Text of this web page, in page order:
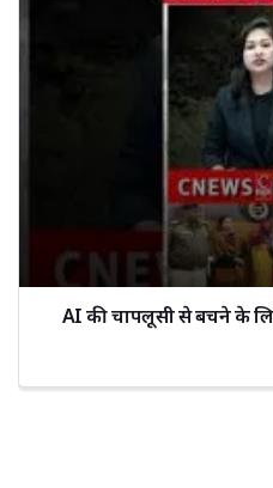
AI की चापलूसी से बचने के